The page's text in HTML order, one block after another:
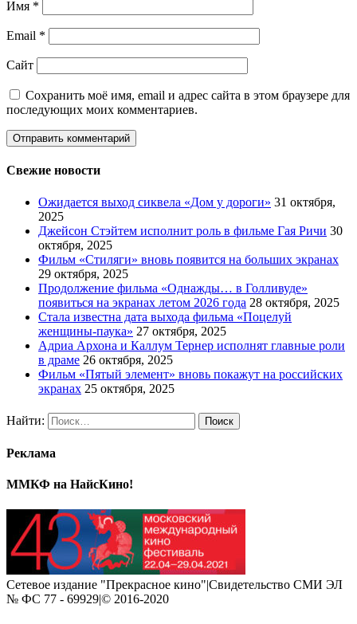
Имя *
Email *
Сайт
Сохранить моё имя, email и адрес сайта в этом браузере для
последующих моих комментариев.
Свежие новости
Ожидается выход сиквела «Дом у дороги» 31 октября,
2025
Джейсон Стэйтем исполнит роль в фильме Гая Ричи 30
октября, 2025
Фильм «Стиляги» вновь появится на больших экранах
29 октября, 2025
Продолжение фильма «Однажды… в Голливуде»
появиться на экранах летом 2026 года 28 октября, 2025
Стала известна дата выхода фильма «Поцелуй
женщины-паука» 27 октября, 2025
Адриа Архона и Каллум Тернер исполнят главные роли
в драме 26 октября, 2025
Фильм «Пятый элемент» вновь покажут на российских
экранах 25 октября, 2025
Найти:
Реклама
ММКФ на НайсКино!
Сетевое издание "Прекрасное кино"|Свидетельство СМИ ЭЛ
№ ФС 77 - 69929|© 2016-2020